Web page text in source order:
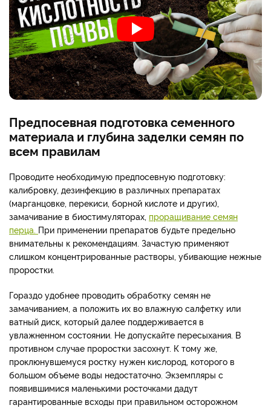
Предпосевная подготовка семенного
материала и глубина заделки семян по
всем правилам
Проводите необходимую предпосевную подготовку:
калибровку, дезинфекцию в различных препаратах
(марганцовке, перекиси, борной кислоте и других),
замачивание в биостимуляторах, проращивание семян
перца. При применении препаратов будьте предельно
внимательны к рекомендациям. Зачастую применяют
слишком концентрированные растворы, убивающие нежные
проростки.
Гораздо удобнее проводить обработку семян не
замачиванием, а положить их во влажную салфетку или
ватный диск, который далее поддерживается в
увлажненном состоянии. Не допускайте пересыхания. В
противном случае проростки засохнут. К тому же,
проклюнувшемуся ростку нужен кислород, которого в
большом объеме воды недостаточно. Экземпляры с
появившимися маленькими росточками дадут
гарантированные всходы при правильном осторожном